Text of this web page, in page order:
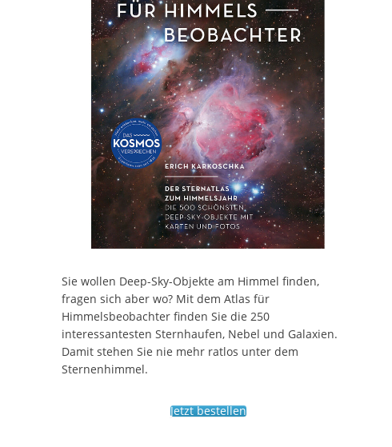
Sie wollen Deep-Sky-Objekte am Himmel finden,
fragen sich aber wo? Mit dem Atlas für
Himmelsbeobachter finden Sie die 250
interessantesten Sternhaufen, Nebel und Galaxien.
Damit stehen Sie nie mehr ratlos unter dem
Sternenhimmel.
Jetzt bestellen